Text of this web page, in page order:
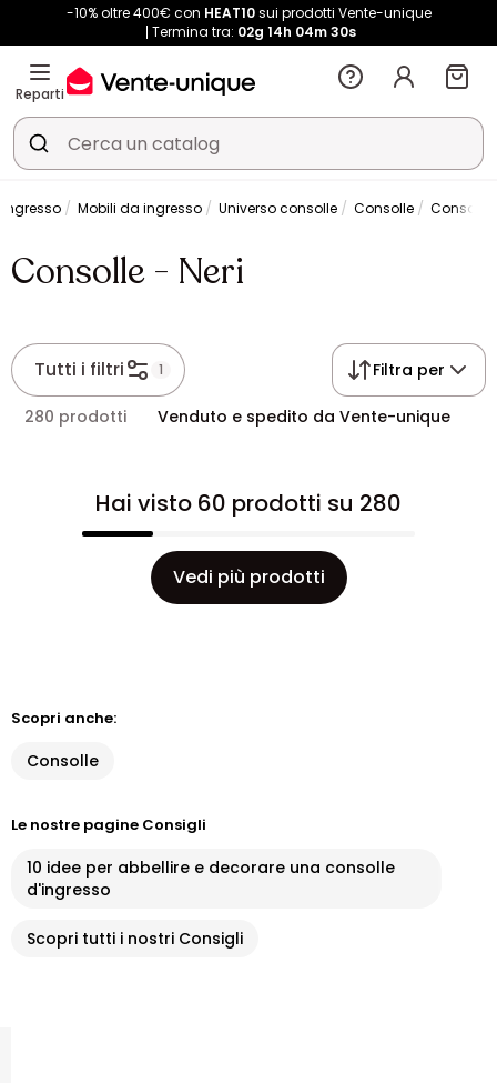
-10% oltre 400€ con HEAT10sui prodotti Vente-unique
Termina tra: 02g 14h 04m 30s
Reparti
Mobili da ingresso Universo consolle Consolle Consolle
Consolle - Neri
Tutti i filtri 1 Filtra per
280 prodotti Venduto e spedito da Vente-unique
Hai visto 60 prodotti su 280
Vedi più prodotti
Scopri anche:
Consolle
Le nostre pagine Consigli
10 idee per abbellire e decorare una consolle
d'ingresso
Scopri tutti i nostri Consigli